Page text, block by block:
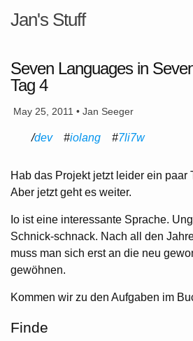
Jan's Stuff
Seven Languages in
Tag 4
May 25, 2011 • Jan Seeger
dev iolang 7li7w
Hab das Projekt jetzt leider ein paar
Aber jetzt geht es weiter.
Io ist eine interessante Sprache.
Schnick-schnack. Nach all den
muss man sich erst an die neu
gewöhnen.
Kommen wir zu den Aufgaben im
Finde